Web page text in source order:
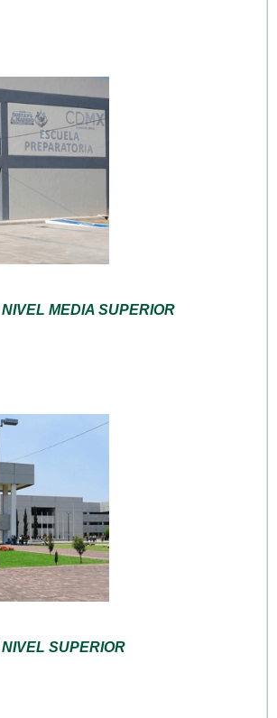
MEDIA SUPERIOR
SUPERIOR